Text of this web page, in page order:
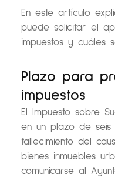
En este artículo
puede solicitar el
impuestos y cuáles
Plazo para
impuestos
El Impuesto sobre
en un plazo de
fallecimiento del
bienes inmuebles
comunicarse al